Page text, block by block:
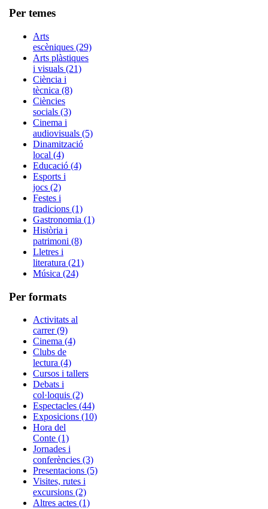
Per temes
Arts
escèniques (29)
Arts plàstiques
i visuals (21)
Ciència i
tècnica (8)
Ciències
socials (3)
Cinema i
audiovisuals (5)
Dinamització
local (4)
Educació (4)
Esports i
jocs (2)
Festes i
tradicions (1)
Gastronomia (1)
Història i
patrimoni (8)
Lletres i
literatura (21)
Música (24)
Per formats
Activitats al
carrer (9)
Cinema (4)
Clubs de
lectura (4)
Cursos i tallers
Debats i
col·loquis (2)
Espectacles (44)
Exposicions (10)
Hora del
Conte (1)
Jornades i
conferències (3)
Presentacions (5)
Visites, rutes i
excursions (2)
Altres actes (1)